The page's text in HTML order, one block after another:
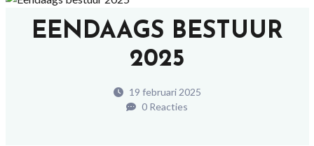
EENDAAGS BESTUUR
2025
19 februari 2025
0 Reacties